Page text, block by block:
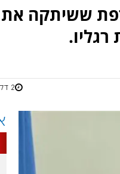
ששיתקה את
2 דקות